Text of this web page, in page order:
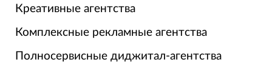
Креативные агентства
Комплексные рекламные агентства
Полносервисные диджитал-агентства